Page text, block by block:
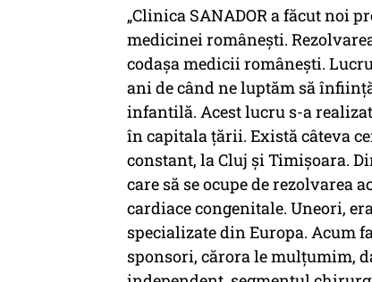
„Clinica SANADOR a făcut noi
medicinei românești.
codașa medicii românești.
ani de când ne luptăm să
infantilă. Acest lucru s-a
în capitala țării. Există câteva
constant, la Cluj și Timișoara.
care să se ocupe de rezolvarea
cardiace congenitale. Uneori,
specializate din Europa. Acum
sponsori, cărora le mulțumim,